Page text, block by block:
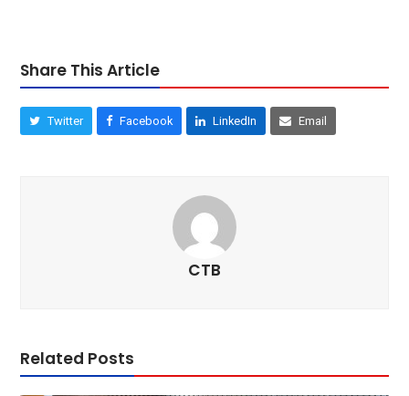
Share This Article
Twitter Facebook LinkedIn Email
CTB
Related Posts